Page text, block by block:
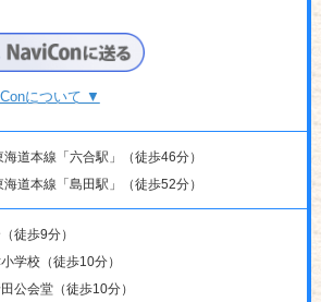
について ▼
海道本線「六合駅」（徒歩46分）
海道本線「島田駅」（徒歩52分）
徒歩9分）
学校（徒歩10分）
公会堂（徒歩10分）